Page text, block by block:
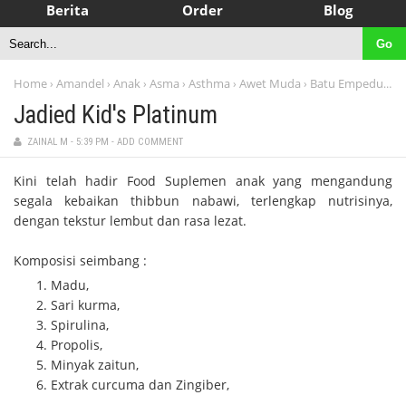
Berita
Order Blog
Home › Amandel › Anak › Asma › Asthma › Awet Muda › Batu Empedu›
Jadied Kid's Platinum
ZAINAL M - 5:39 PM - ADD COMMENT
Kini telah hadir Food Suplemen anak yang mengandung
segala kebaikan thibbun nabawi, terlengkap nutrisinya,
dengan tekstur lembut dan rasa lezat.
Komposisi seimbang :
Madu,
Sari kurma,
Spirulina,
Propolis,
Minyak zaitun,
Extrak curcuma dan Zingiber,